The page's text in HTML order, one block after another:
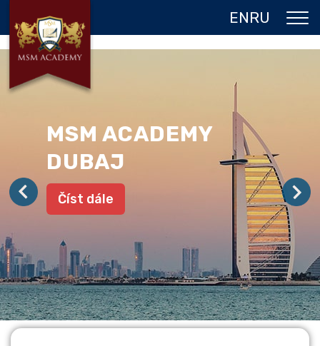
ENRU
O NÁS
DVOJITÝ DIPLOM
GALERIE
REFERENCE
KONTAKT
MSM ACADEMY
DUBAJ
Číst dále